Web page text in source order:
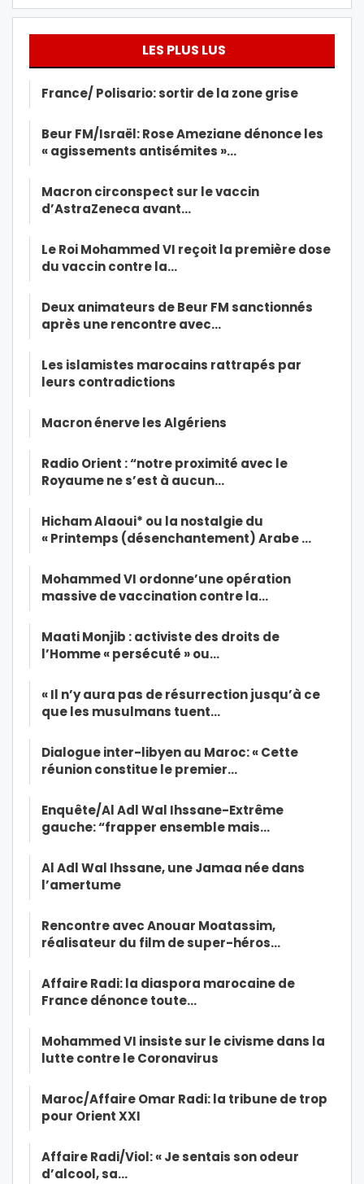
LES PLUS LUS
France/ Polisario: sortir de la zone grise
Beur FM/Israël: Rose Ameziane dénonce les
« agissements antisémites »…
Macron circonspect sur le vaccin
d’AstraZeneca avant…
Le Roi Mohammed VI reçoit la première dose
du vaccin contre la…
Deux animateurs de Beur FM sanctionnés
après une rencontre avec…
Les islamistes marocains rattrapés par
leurs contradictions
Macron énerve les Algériens
Radio Orient : “notre proximité avec le
Royaume ne s’est à aucun…
Hicham Alaoui* ou la nostalgie du
« Printemps (désenchantement) Arabe …
Mohammed VI ordonne’une opération
massive de vaccination contre la…
Maati Monjib : activiste des droits de
l’Homme « persécuté » ou…
« Il n’y aura pas de résurrection jusqu’à ce
que les musulmans tuent…
Dialogue inter-libyen au Maroc: « Cette
réunion constitue le premier…
Enquête/Al Adl Wal Ihssane-Extrême
gauche: “frapper ensemble mais…
Al Adl Wal Ihssane, une Jamaa née dans
l’amertume
Rencontre avec Anouar Moatassim,
réalisateur du film de super-héros…
Affaire Radi: la diaspora marocaine de
France dénonce toute…
Mohammed VI insiste sur le civisme dans la
lutte contre le Coronavirus
Maroc/Affaire Omar Radi: la tribune de trop
pour Orient XXI
Affaire Radi/Viol: « Je sentais son odeur
d’alcool, sa…